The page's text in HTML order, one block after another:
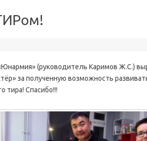
(руководитель Каримов Ж.С.)
за полученную возможность
тира! Спасибо!!!